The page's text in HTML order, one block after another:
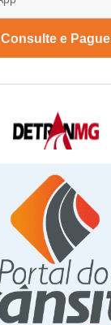
Consulte e Pague